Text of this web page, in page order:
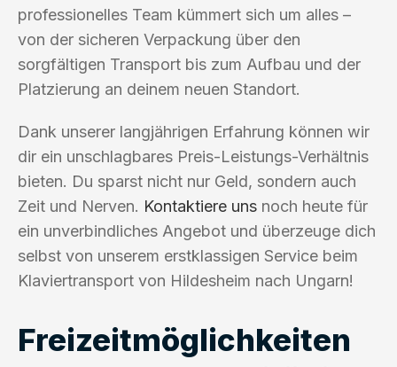
professionelles Team kümmert sich um alles –
von der sicheren Verpackung über den
sorgfältigen Transport bis zum Aufbau und der
Platzierung an deinem neuen Standort.
Dank unserer langjährigen Erfahrung können wir
dir ein unschlagbares Preis-Leistungs-Verhältnis
bieten. Du sparst nicht nur Geld, sondern auch
Zeit und Nerven. Kontaktiere uns noch heute für
ein unverbindliches Angebot und überzeuge dich
selbst von unserem erstklassigen Service beim
Klaviertransport von Hildesheim nach Ungarn!
Freizeitmöglichkeiten